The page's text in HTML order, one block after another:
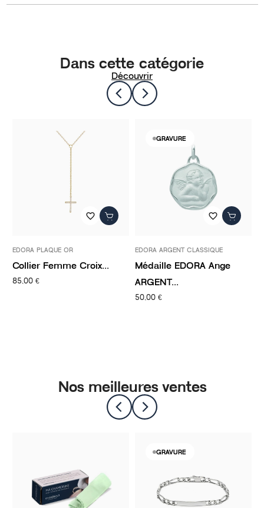
Dans cette catégorie
Découvrir
favorite_border
EDORA PLAQUE OR
Collier Femme Croix...
85,00 €
GRAVURE
favorite_border
EDORA ARGENT CLASSIQUE
Médaille EDORA Ange
ARGENT...
50,00 €
Nos meilleures ventes
GRAVURE